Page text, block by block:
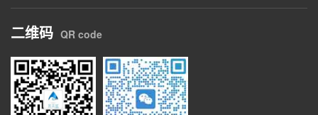
二维码 QR code